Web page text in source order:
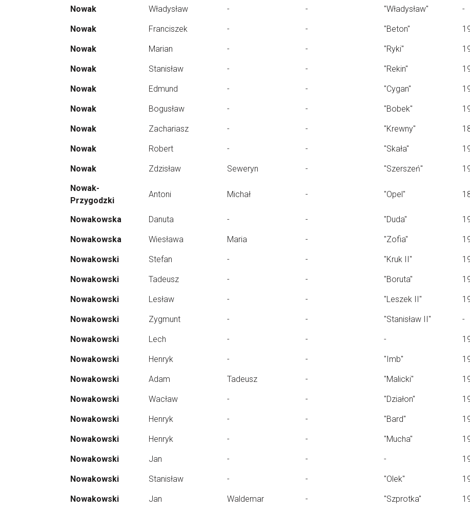
Nowak Władysław - - "Władysław" -
Nowak Franciszek - - "Beton"
Nowak Marian - - "Ryki"
Nowak Stanisław - - "Rekin"
Nowak Edmund - - "Cygan"
Nowak Bogusław - - "Bobek"
Nowak Zachariasz - - "Krewny"
Nowak Robert - - "Skała"
Nowak Zdzisław Seweryn - "Szerszeń"
Nowak-
Przygodzki
Antoni Michał - "Opel"
Nowakowska Danuta - - "Duda"
Nowakowska Wiesława Maria - "Zofia"
Nowakowski Stefan - - "Kruk II"
Nowakowski Tadeusz - - "Boruta"
Nowakowski Lesław - - "Leszek II"
Nowakowski Zygmunt - - "Stanisław II" -
Nowakowski Lech - - -
Nowakowski Henryk - - "Imb"
Nowakowski Adam Tadeusz - "Malicki"
Nowakowski Wacław - - "Działon"
Nowakowski Henryk - - "Bard"
Nowakowski Henryk - - "Mucha"
Nowakowski Jan - - -
Nowakowski Stanisław - - "Olek"
Nowakowski Jan Waldemar - "Szprotka"